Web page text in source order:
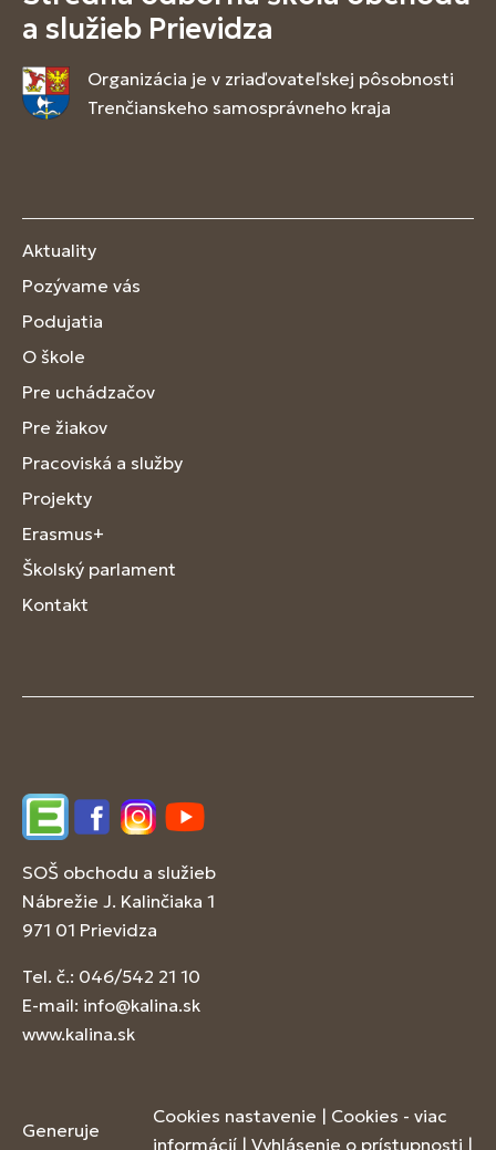
a služieb Prievidza
Organizácia je v zriaďovateľskej pôsobnosti
Trenčianskeho samosprávneho kraja
Aktuality
Pozývame vás
Podujatia
O škole
Pre uchádzačov
Pre žiakov
Pracoviská a služby
Projekty
Erasmus+
Školský parlament
Kontakt
EdupageFacebookInstagram
YouTube
SOŠ obchodu a služieb
Nábrežie J. Kalinčiaka 1
971 01 Prievidza
Tel. č.: 046/542 21 10
E-mail: info@kalina.sk
www.kalina.sk
Generuje
Cookies nastavenie | Cookies - viac
informácií | Vyhlásenie o prístupnosti |